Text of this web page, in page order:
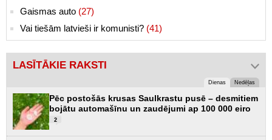
Gaismas auto (27)
Vai tiešām latvieši ir komunisti? (41)
LASĪTĀKIE RAKSTI
Dienas Nedēļas
Pēc postošās krusas Saulkrastu pusē – desmitiem
bojātu automašīnu un zaudējumi ap 100 000 eiro
2